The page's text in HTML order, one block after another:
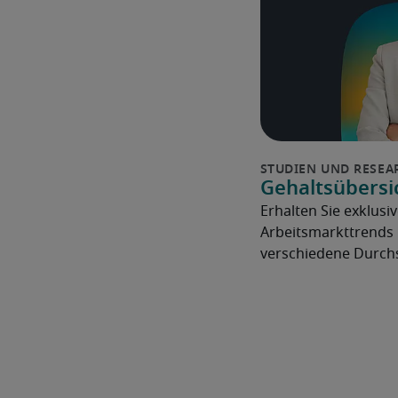
Erhalten Sie
Arbeitsmarkttrends
verschiedene